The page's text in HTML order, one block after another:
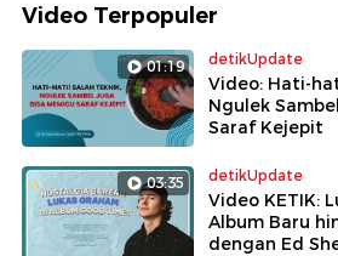
Video Terpopuler
01:19 detikUpdate
Video: Hati-
Ngulek
Saraf Kejepit
03:35 detikUpdate
Video KETIK:
Album Baru
dengan Ed